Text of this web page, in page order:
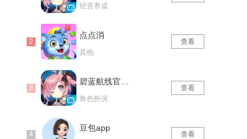
经营养成
点点消
其他
查看
角色扮演
查看
豆包app
查看